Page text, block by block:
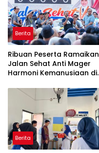
Berita
Ribuan Peserta Ramaikan
Jalan Sehat Anti Mager
Harmoni Kemanusiaan di
Berita